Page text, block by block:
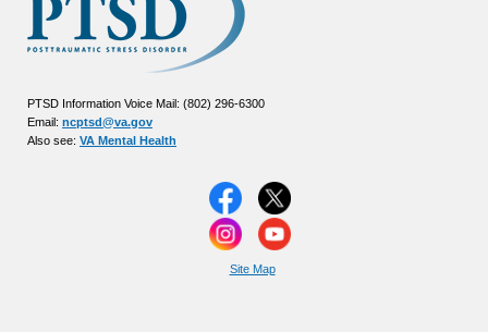
PTSD Information Voice Mail: (802) 296-6300
Email: ncptsd@va.gov
Also see: VA Mental Health
Site Map